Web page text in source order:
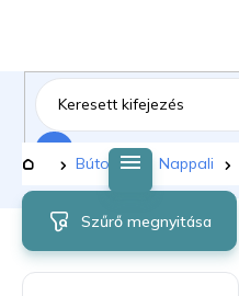
tartalomhoz
Kezdőlap
Bútorok Nappali
Szűrő megnyitása
T
r
m